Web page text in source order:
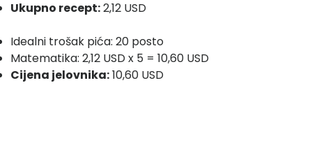
Ukupno recept:2,12 USD
Idealni trošak pića: 20 posto
Matematika: 2,12 USD x 5 = 10,60 USD
Cijena jelovnika:10,60 USD